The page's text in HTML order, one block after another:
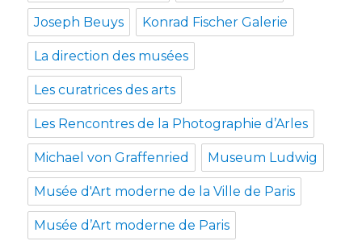
Joseph Beuys Konrad Fischer Galerie
La direction des musées
Les curatrices des arts
Les Rencontres de la Photographie d’Arles
Michael von Graffenried Museum Ludwig
Musée d'Art moderne de la Ville de Paris
Musée d’Art moderne de Paris